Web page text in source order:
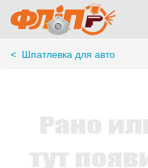
< Шпатлевка для авто